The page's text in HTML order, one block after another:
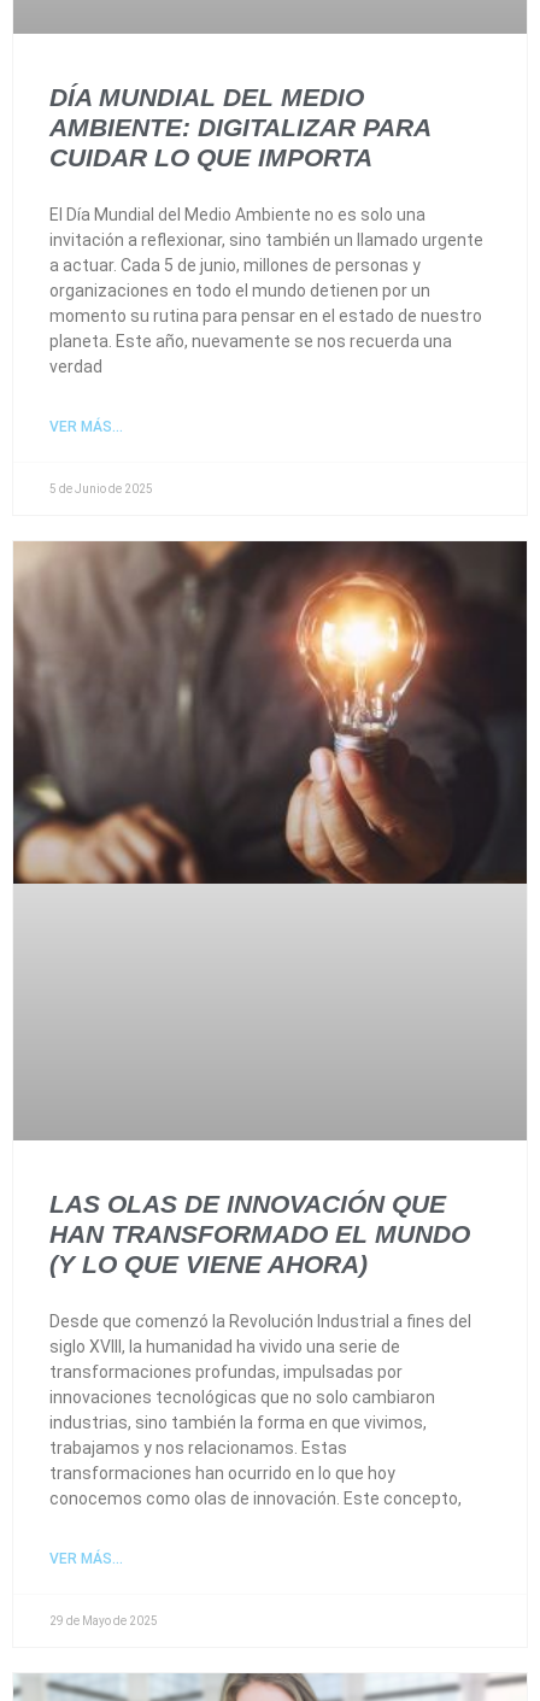
DÍA MUNDIAL DEL MEDIO
AMBIENTE: DIGITALIZAR PARA
CUIDAR LO QUE IMPORTA
El Día Mundial del Medio Ambiente no es solo una
invitación a reflexionar, sino también un llamado urgente
a actuar. Cada 5 de junio, millones de personas y
organizaciones en todo el mundo detienen por un
momento su rutina para pensar en el estado de nuestro
planeta. Este año, nuevamente se nos recuerda una
verdad
VER MÁS...
5 de Junio de 2025
LAS OLAS DE INNOVACIÓN QUE
HAN TRANSFORMADO EL MUNDO
(Y LO QUE VIENE AHORA)
Desde que comenzó la Revolución Industrial a fines del
siglo XVIII, la humanidad ha vivido una serie de
transformaciones profundas, impulsadas por
innovaciones tecnológicas que no solo cambiaron
industrias, sino también la forma en que vivimos,
trabajamos y nos relacionamos. Estas
transformaciones han ocurrido en lo que hoy
conocemos como olas de innovación. Este concepto,
VER MÁS...
29 de Mayo de 2025